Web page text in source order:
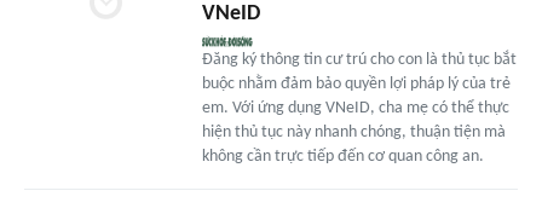
VNeID
Đăng ký thông tin cư trú cho con là thủ tục bắt
buộc nhằm đảm bảo quyền lợi pháp lý của trẻ
em. Với ứng dụng VNeID, cha mẹ có thể thực
hiện thủ tục này nhanh chóng, thuận tiện mà
không cần trực tiếp đến cơ quan công an.